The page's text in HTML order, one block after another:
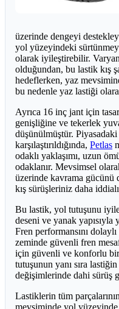
üzerinde dengeyi
yol yüzeyindeki
olarak iyileştirebilir.
olduğundan, bu lastik kış
hedeflerken, yaz
bu nedenle yaz lastiği
Ayrıca 16 inç jant için
genişliğine ve tekerlek
düşünülmüştür.
karşılaştırıldığında, Petlas
odaklı yaklaşımı, uzun
odaklanır. Mevsimsel
üzerinde kavrama gücünü
kış sürüşleriniz daha
Bu lastik, yol tutuşunu
deseni ve yanak
Fren performansını
zeminde güvenli fren
için güvenli ve konforlu
tutuşunun yanı sıra
değişimlerinde dahi sürüş
Lastiklerin tüm